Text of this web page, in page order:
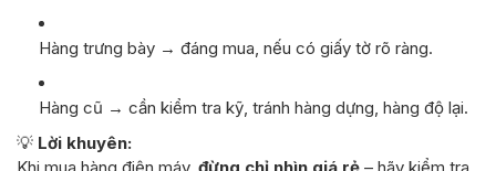
Hàng trưng bày → đáng mua, nếu có giấy tờ rõ ràng.
Hàng cũ → cần kiểm tra kỹ, tránh hàng dựng, hàng độ lại.
💡 Lời khuyên:
Khi mua hàng điện máy, đừng chỉ nhìn giá rẻ – hãy kiểm tra